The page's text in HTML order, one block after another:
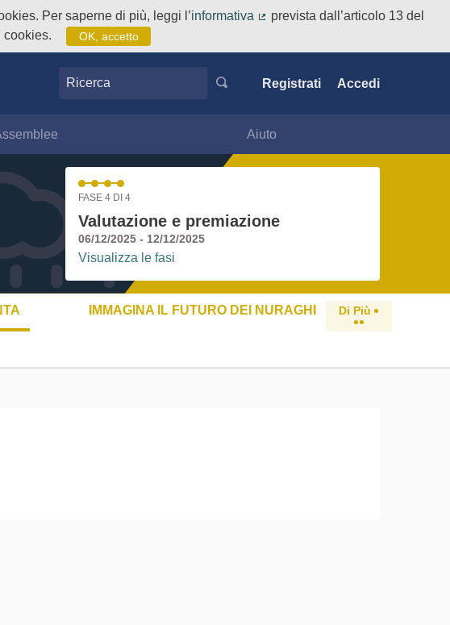
Per saperne di più, leggi l’informativa
prevista dall’articolo 13 del
cookies.
OK, accetto
Ricerca Registrati Accedi
Aiuto
FASE 4 DI 4
Valutazione e premiazione
06/12/2025 - 12/12/2025
Visualizza le fasi
IMMAGINA IL FUTURO DEI NURAGHI Di Più